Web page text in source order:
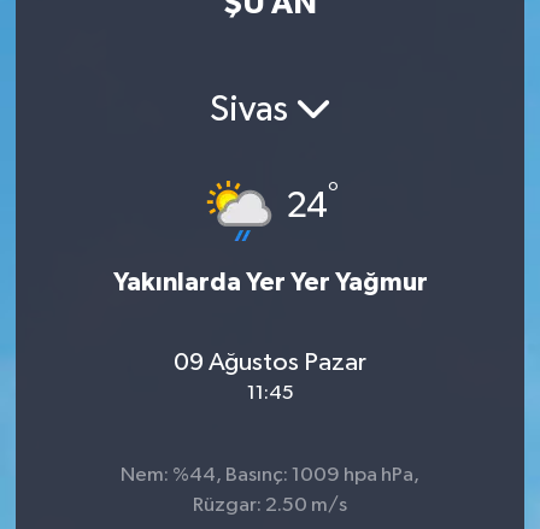
Sivas
24°
Yakınlarda Yer Yer Yağmur
09 Ağustos Pazar
11:45
Nem: %44, Basınç: 1009 hpa hPa,
Rüzgar: 2.50 m/s